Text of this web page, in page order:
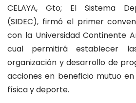
CELAYA, Gto; El Sistema
(SIDEC), firmó el primer
con la Universidad Continente
cual permitirá establecer
organización y desarrollo de
acciones en beneficio mutuo
física y deporte.